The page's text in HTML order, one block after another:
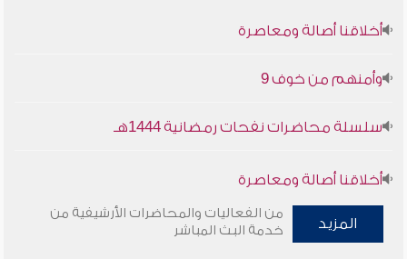
أخلاقنا أصالة ومعاصرة
وأمنهم من خوف 9
سلسلة محاضرات نفحات رمضانية 1444هـ
أخلاقنا أصالة ومعاصرة
وأمنهم من خوف 9
المزيد
من الفعاليات والمحاضرات الأرشيفية من
خدمة البث المباشر